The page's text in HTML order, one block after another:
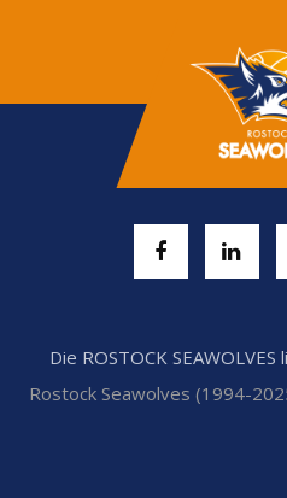
Die ROSTOCK
Rostock Seawolves (1994-